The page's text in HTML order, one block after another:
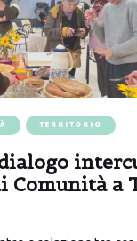
TERRITORIO
Comunità a